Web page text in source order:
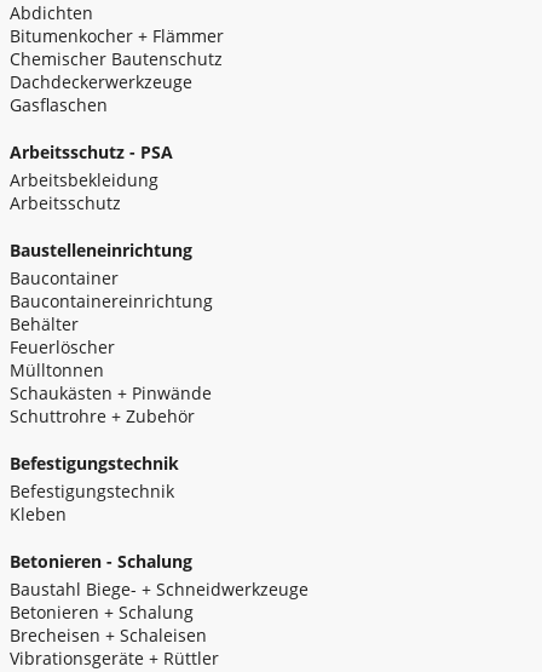
Abdichten
Bitumenkocher + Flämmer
Chemischer Bautenschutz
Dachdeckerwerkzeuge
Gasflaschen
Arbeitsschutz - PSA
Arbeitsbekleidung
Arbeitsschutz
Baustelleneinrichtung
Baucontainer
Baucontainereinrichtung
Behälter
Feuerlöscher
Mülltonnen
Schaukästen + Pinwände
Schuttrohre + Zubehör
Befestigungstechnik
Befestigungstechnik
Kleben
Betonieren - Schalung
Baustahl Biege- + Schneidwerkzeuge
Betonieren + Schalung
Brecheisen + Schaleisen
Vibrationsgeräte + Rüttler